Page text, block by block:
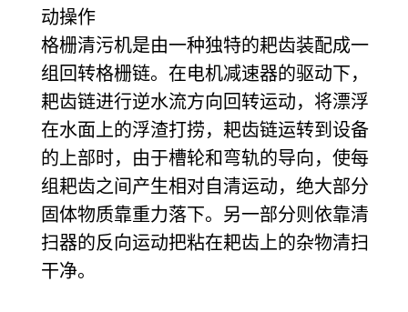
动操作
格栅清污机是由一种独特的耙齿装配成一
组回转格栅链。在电机减速器的驱动下，
耙齿链进行逆水流方向回转运动，将漂浮
在水面上的浮渣打捞，耙齿链运转到设备
的上部时，由于槽轮和弯轨的导向，使每
组耙齿之间产生相对自清运动，绝大部分
固体物质靠重力落下。另一部分则依靠清
扫器的反向运动把粘在耙齿上的杂物清扫
干净。